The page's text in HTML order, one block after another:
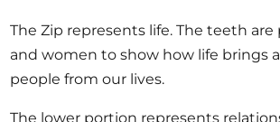
The Zip represents life. The teeth
and women to show how life brings
people from our lives.
The lower portion represents